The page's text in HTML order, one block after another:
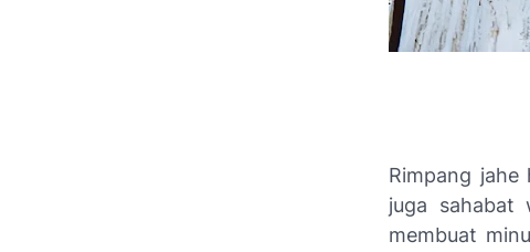
Rimpang jahe
juga sahabat
membuat